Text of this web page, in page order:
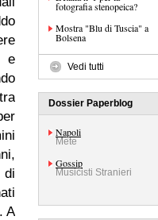
e
A
fotografia stenopeica?
Mostra "Blu di Tuscia" a
Bolsena
Vedi tutti
Dossier Paperblog
Napoli
Mete
Gossip
Musicisti Stranieri